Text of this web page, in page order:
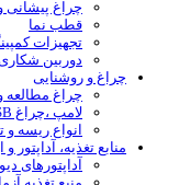
چراغ پیشانی
قطب نما
تجهیزات
دوربین
چراغ و روشنایی
چراغ
لامپ ،چراغ USB و شارژی
انواع ریسه و
منابع تغذیه، آداپتور و
آداپتورهای